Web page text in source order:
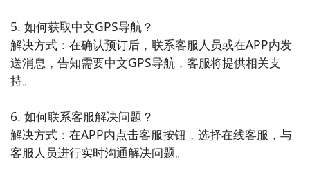
5. 如何获取中文GPS导航？
解决方式：在确认预订后，联系客服人员或在APP内发
送消息，告知需要中文GPS导航，客服将提供相关支
持。
6. 如何联系客服解决问题？
解决方式：在APP内点击客服按钮，选择在线客服，与
客服人员进行实时沟通解决问题。